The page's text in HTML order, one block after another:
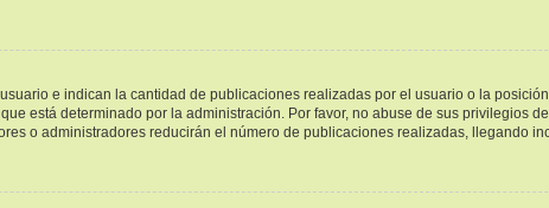
e indican la cantidad de publicaciones realizadas por el usuario o la
está determinado por la administración. Por favor, no abuse de sus privilegios
o administradores reducirán el número de publicaciones realizadas, llegando